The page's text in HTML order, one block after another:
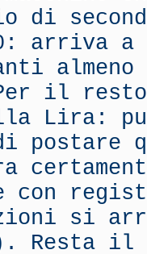
di
arriva a
il
Lira:
postare
con
si
Resta il